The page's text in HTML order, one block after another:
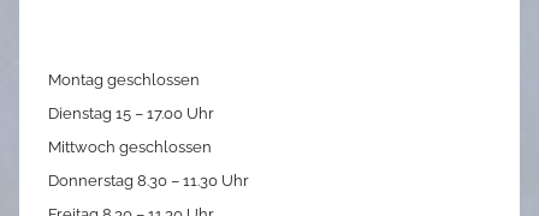
Montag geschlossen
Dienstag 15 – 17.00 Uhr
Mittwoch geschlossen
Donnerstag 8.30 – 11.30 Uhr